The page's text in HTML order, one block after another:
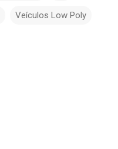
Veículos Low Poly